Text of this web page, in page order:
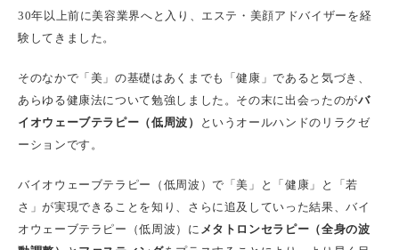
30年以上前に美容業界へと入り、エステ・美顔アドバイザーを経
験してきました。
そのなかで「美」の基礎はあくまでも「健康」であると気づき、
あらゆる健康法について勉強しました。その末に出会ったのがバ
イオウェーブテラピー（低周波）
というオールハンドのリラクゼ
ーションです。
バイオウェーブテラピー（低周波）で「美」と「健康」と「若
さ」が実現できることを知り、さらに追及していった結果、バイ
オウェーブテラピー（低周波）に メタトロンセラピー（全身の波